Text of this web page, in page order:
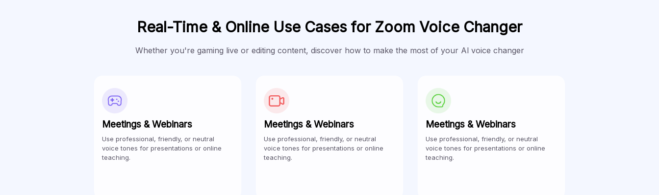
Real-Time & Online Use Cases for Zoom Voice Changer
Whether you're gaming live or editing content, discover how to make the most of your Al voice changer
Meetings & Webinars
Use professional, friendly, or neutral
voice tones for presentations or online
teaching.
Meetings & Webinars
Use professional, friendly, or neutral
voice tones for presentations or online
teaching.
Meetings & Webinars
Use professional, friendly, or neutral
voice tones for presentations or online
teaching.